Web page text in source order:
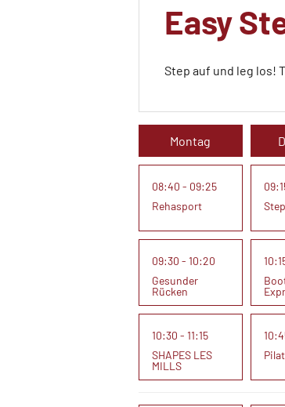
Easy
Step auf und leg los!
Montag
08:40 - 09:25
Rehasport
09:30 - 10:20
Gesunder
Rücken
10:30 - 11:15
SHAPES LES
MILLS
Step